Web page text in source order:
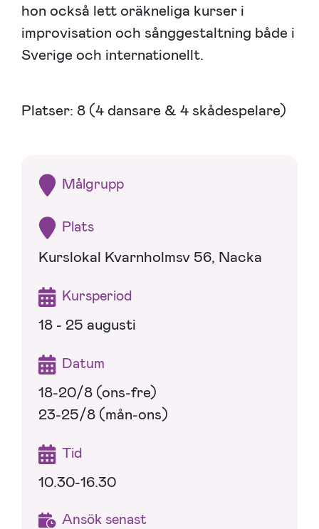
hon också lett oräkneliga kurser i
improvisation och sånggestaltning både i
Sverige och internationellt.
Platser: 8 (4 dansare & 4 skådespelare)
Målgrupp
Plats
Kurslokal Kvarnholmsv 56, Nacka
Kursperiod
18 - 25 augusti
Datum
18-20/8 (ons-fre)
23-25/8 (mån-ons)
Tid
10.30-16.30
Ansök senast